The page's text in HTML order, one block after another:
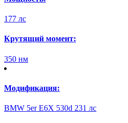
177 лс
Крутящий момент:
350 нм
Модификация:
BMW 5er E6X 530d 231 лс